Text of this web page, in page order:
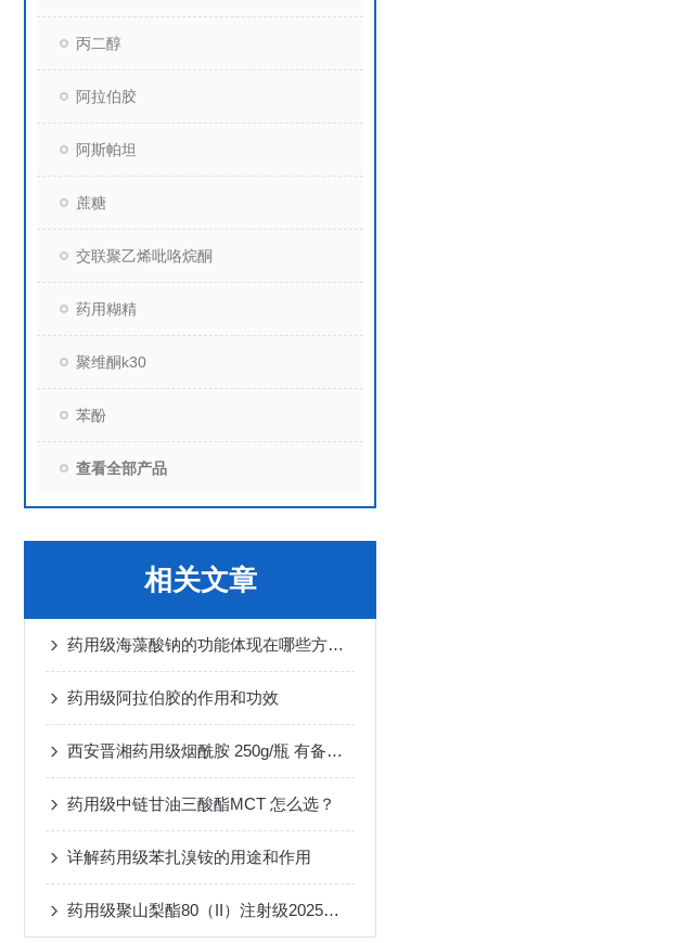
丙二醇
阿拉伯胶
阿斯帕坦
蔗糖
交联聚乙烯吡咯烷酮
药用糊精
聚维酮k30
苯酚
查看全部产品
相关文章
药用级海藻酸钠的功能体现在哪些方面？
药用级阿拉伯胶的作用和功效
西安晋湘药用级烟酰胺 250g/瓶 有备案登记号
药用级中链甘油三酸酯MCT 怎么选？
详解药用级苯扎溴铵的用途和作用
药用级聚山梨酯80（II）注射级2025版药典检测项目有哪些